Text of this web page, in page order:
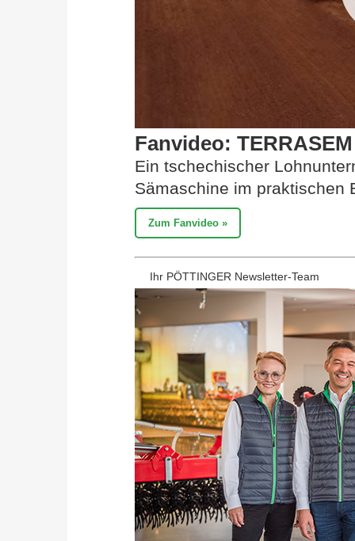
Fanvideo:
Ein tschechischer
Sämaschine im praktischen
Zum Fanvideo »
Ihr PÖTTINGER Newsletter-Team